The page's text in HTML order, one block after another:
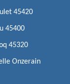
45420
45400
45320
Onzerain